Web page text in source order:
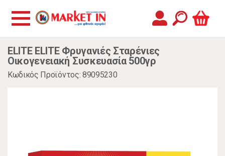
ELITE ELITE Φρυγανιές Σταρένιες
Οικογενειακή Συσκευασία 500γρ
Κωδικός Προϊόντος: 89095230